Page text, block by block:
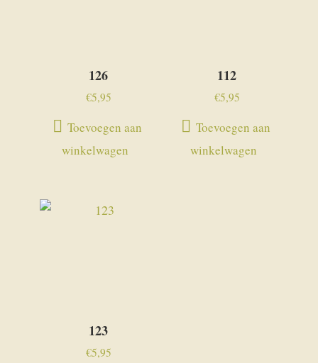
126
€5,95
Toevoegen aan
winkelwagen
112
€5,95
Toevoegen aan
winkelwagen
123
€5,95